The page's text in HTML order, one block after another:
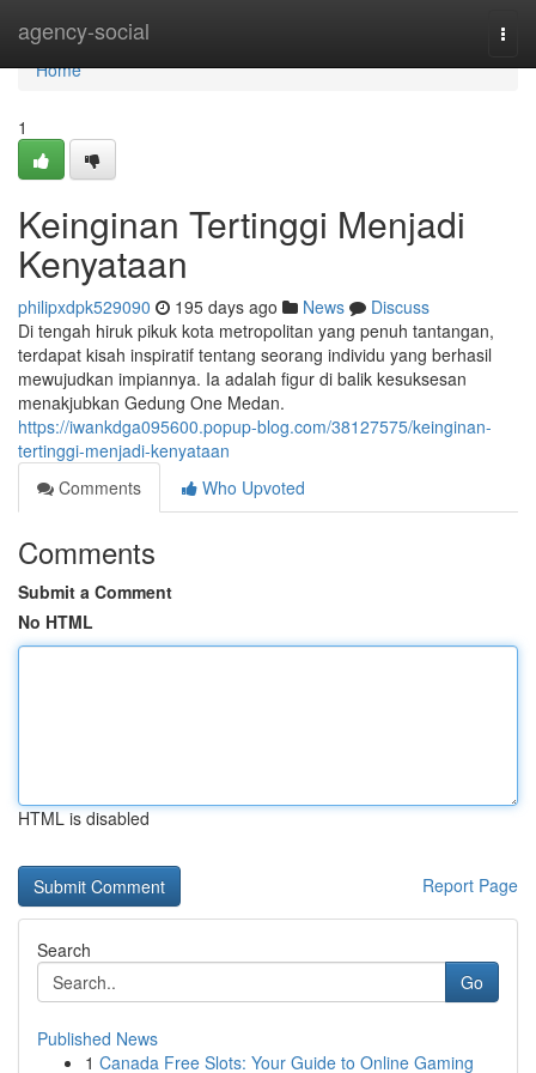
agency-social
Home
Home
1
Keinginan Tertinggi Menjadi
Kenyataan
philipxdpk529090 195 days ago News
Discuss
Di tengah hiruk pikuk kota metropolitan yang penuh tantangan,
terdapat kisah inspiratif tentang seorang individu yang berhasil
mewujudkan impiannya. Ia adalah figur di balik kesuksesan
menakjubkan Gedung One Medan.
https://iwankdga095600.popup-blog.com/38127575/keinginan-
tertinggi-menjadi-kenyataan
Comments
Who Upvoted
Comments
Submit a Comment
No HTML
HTML is disabled
Report Page
Search
Go
Published News
1 Canada Free Slots: Your Guide to Online Gaming